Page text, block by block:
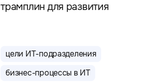
трамплин для развития
цели ИТ-подразделения
бизнес-процессы в ИТ